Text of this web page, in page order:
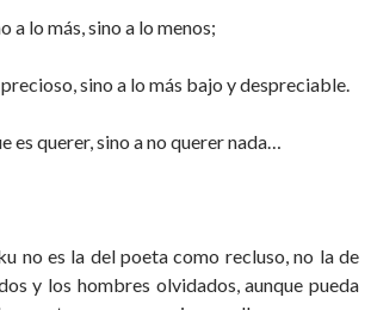
a lo más, sino a lo menos;
sino a lo más bajo y despreciable.
es querer, sino a no querer nada…
no es la del poeta como recluso, no la de
y los hombres olvidados, aunque pueda